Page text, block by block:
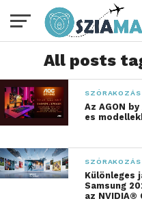
All posts
SZÓRAKOZÁS
Az AGON
es
SZÓRAKOZÁS
Különleges
Samsung
az